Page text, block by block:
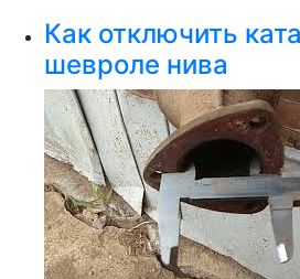
Как отключить
шевроле нива